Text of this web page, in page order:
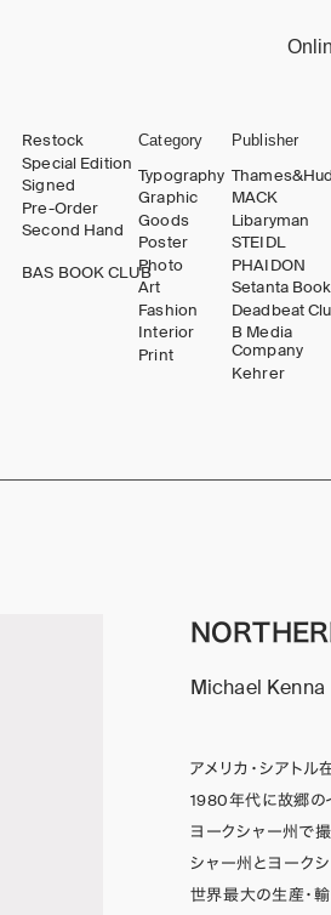
Restock
Special Edition
Signed
Pre-Order
Second Hand
BAS BOOK CLUB
Category
Typography
Graphic
Goods
Poster
Photo
Art
Fashion
Interior
Print
Publisher
MACK
Libaryman
STEIDL
PHAIDON
Setanta
Deadbeat
B Media
Company
Kehrer
Michael Kenna
アメリカ・シアトル
1980年代に故郷の
ヨークシャー州で
シャー州とヨーク
世界最大の生産・